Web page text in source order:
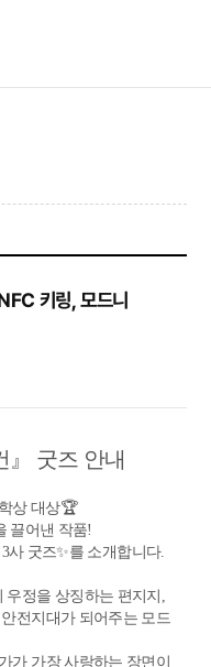
키링, 모드니
』 굿즈 안내
상 대상🏆
끌어낸 작품!
사 굿즈✨를 소개합니다.
우정을 상징하는 편지지,
전지대가 되어주는 모드
가 가장 사랑하는 장면이